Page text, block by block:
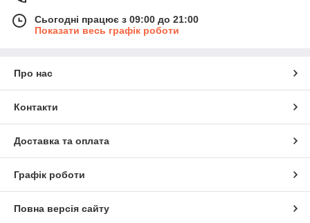
Сьогодні працює з 09:00 до 21:00
Показати весь графік роботи
Про нас
Контакти
Доставка та оплата
Графік роботи
Повна версія сайту